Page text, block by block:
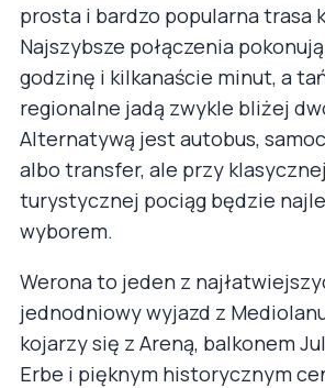
prosta i bardzo popularna trasa
Najszybsze połączenia
godzinę i kilkanaście minut, a
regionalne jadą zwykle bliżej
Alternatywą jest autobus,
albo transfer, ale przy
turystycznej pociąg będzie
wyborem.
Werona to jeden z
jednodniowy wyjazd z
kojarzy się z Areną, balkonem
Erbe i pięknym historycznym